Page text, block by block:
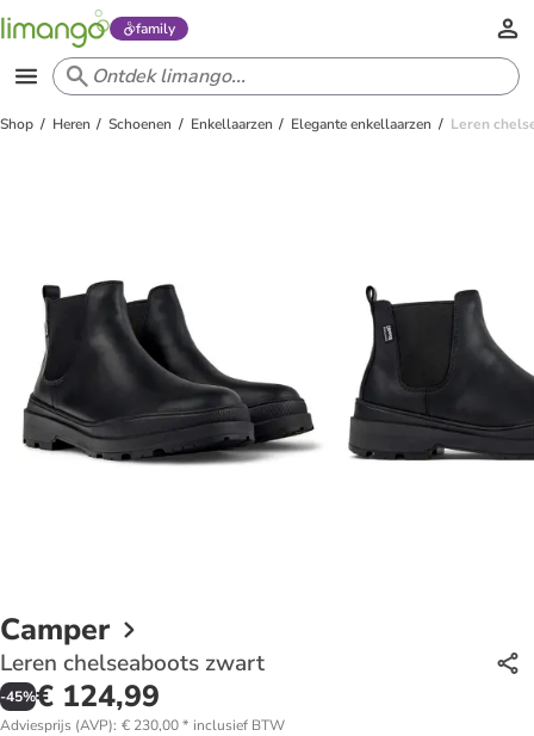
family
Shop Heren Schoenen Enkellaarzen Elegante enkellaarzen Leren
Camper
Leren chelseaboots zwart
-45%€ 124,99
Adviesprijs (AVP): € 230,00* inclusief BTW